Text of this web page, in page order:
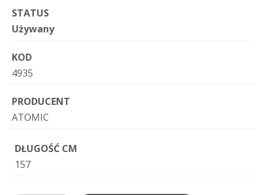
STATUS
Używany
KOD
4935
PRODUCENT
ATOMIC
DŁUGOŚĆ CM
157